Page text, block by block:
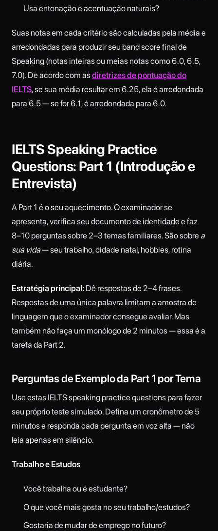
Usa entonação e acentuação naturais?
Suas notas em cada critério são calculadas pela média e
arredondadas para produzir seu band score final de
Speaking (notas inteiras ou meias notas como 6.0, 6.5,
7.0). De acordo com asdiretrizes de pontuação do
IELTS, se sua média resultar em 6.25, ela é arredondada
para 6.5 — se for 6.1, é arredondada para 6.0.
IELTS Speaking Practice
Questions: Part 1 (Introdução e
Entrevista)
A Part 1 é o seu aquecimento. O examinador se
apresenta, verifica seu documento de identidade e faz
8–10 perguntas sobre 2–3 temas familiares. São sobre a
sua vida— seu trabalho, cidade natal, hobbies, rotina
diária.
Estratégia principal: Dê respostas de 2–4 frases.
Respostas de uma única palavra limitam a amostra de
linguagem que o examinador consegue avaliar. Mas
também não faça um monólogo de 2 minutos — essa é a
tarefa da Part 2.
Perguntas de Exemplo da Part 1 por Tema
Use estas IELTS speaking practice questions para fazer
seu próprio teste simulado. Defina um cronômetro de 5
minutos e responda cada pergunta em voz alta — não
leia apenas em silêncio.
Trabalho e Estudos
Você trabalha ou é estudante?
O que você mais gosta no seu trabalho/estudos?
Gostaria de mudar de emprego no futuro?